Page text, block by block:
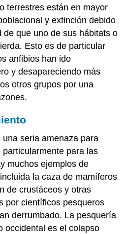
terrestres están en mayor
y extinción debido
de que uno de sus hábitats o
Esto es de particular
anfibios han ido
y desapareciendo más
otros grupos por una
seria amenaza para
para las
muchos ejemplos de
la caza de mamíferos
de crustáceos y otras
por científicos pesqueros
derrumbado. La pesquería
occidental es el colapso